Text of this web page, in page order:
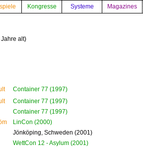
Kongresse Systeme Magazines
alt)
Container 77 (1997)
Container 77 (1997)
Container 77 (1997)
LinCon (2000)
Jönköping, Schweden (2001)
WettCon 12 - Asylum (2001)